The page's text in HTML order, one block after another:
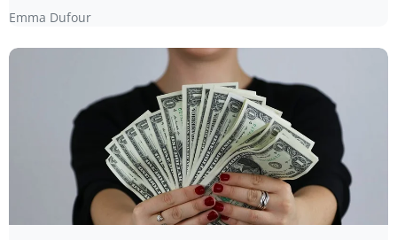
Emma Dufour